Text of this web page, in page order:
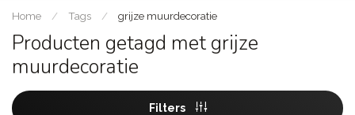
Home / Tags / grijze muurdecoratie
Producten getagd met grijze
muurdecoratie
Filters